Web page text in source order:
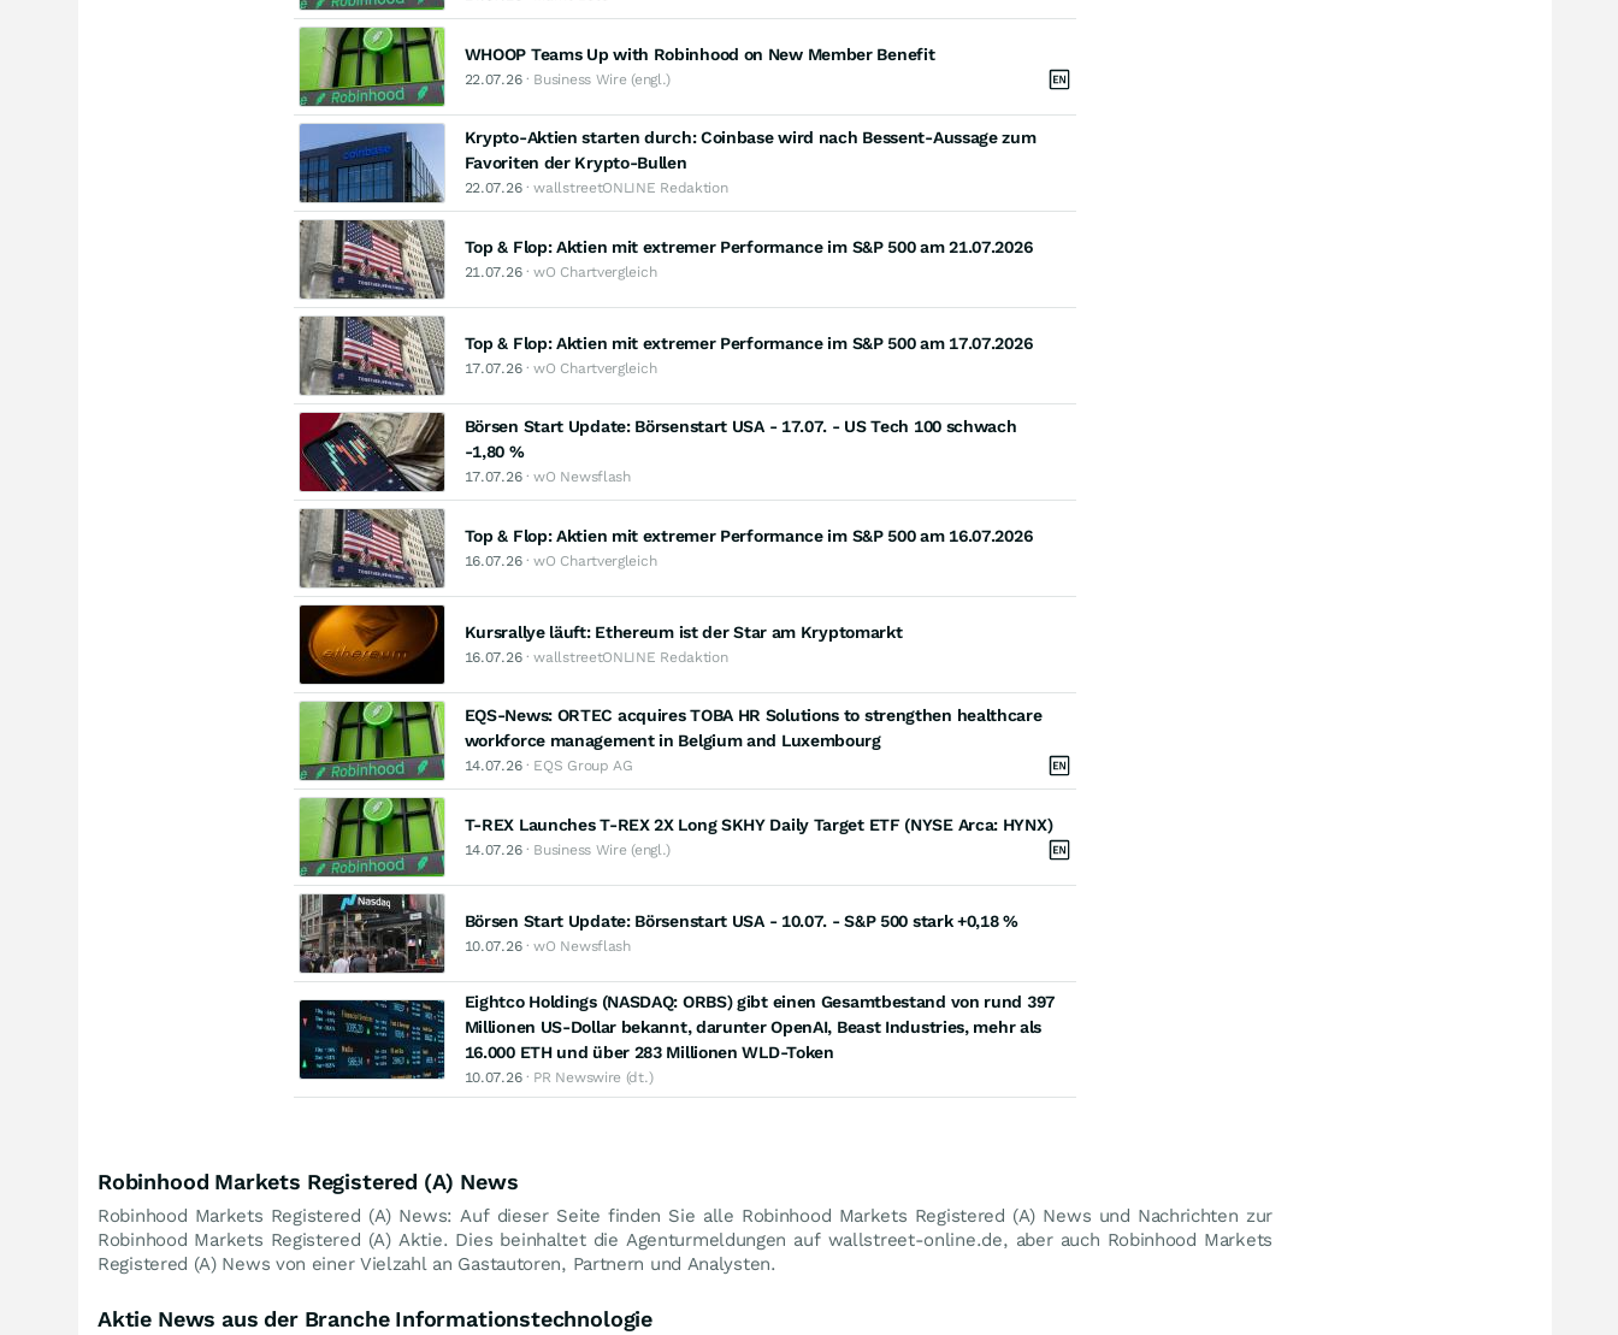
WHOOP Teams Up with Robinhood on New Member Benefit
22.07.26· Business Wire (engl.)
Krypto-Aktien starten durch: Coinbase wird nach Bessent-Aussage zum
Favoriten der Krypto-Bullen
22.07.26· wallstreetONLINE Redaktion
Top & Flop: Aktien mit extremer Performance im S&P 500 am 21.07.2026
21.07.26· wO Chartvergleich
Top & Flop: Aktien mit extremer Performance im S&P 500 am 17.07.2026
17.07.26· wO Chartvergleich
Börsen Start Update: Börsenstart USA - 17.07. - US Tech 100 schwach
-1,80 %
17.07.26· wO Newsflash
Top & Flop: Aktien mit extremer Performance im S&P 500 am 16.07.2026
16.07.26· wO Chartvergleich
Kursrallye läuft: Ethereum ist der Star am Kryptomarkt
16.07.26· wallstreetONLINE Redaktion
EQS-News: ORTEC acquires TOBA HR Solutions to strengthen healthcare
workforce management in Belgium and Luxembourg
14.07.26· EQS Group AG
T-REX Launches T-REX 2X Long SKHY Daily Target ETF (NYSE Arca: HYNX)
14.07.26· Business Wire (engl.)
Börsen Start Update: Börsenstart USA - 10.07. - S&P 500 stark +0,18 %
10.07.26· wO Newsflash
Eightco Holdings (NASDAQ: ORBS) gibt einen Gesamtbestand von rund 397
Millionen US-Dollar bekannt, darunter OpenAI, Beast Industries, mehr als
16.000 ETH und über 283 Millionen WLD-Token
10.07.26· PR Newswire (dt.)
Robinhood Markets Registered (A) News
Robinhood Markets Registered (A) News: Auf dieser Seite finden Sie alle Robinhood Markets Registered (A) News und Nachrichten zur
Robinhood Markets Registered (A) Aktie. Dies beinhaltet die Agenturmeldungen auf wallstreet-online.de, aber auch Robinhood Markets
Registered (A) News von einer Vielzahl an Gastautoren, Partnern und Analysten.
Aktie News aus der Branche Informationstechnologie